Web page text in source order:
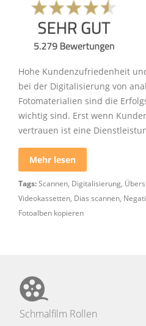
Hohe Kundenzufriedenheit
bei der Digitalisierung von
Fotomaterialien sind die
wichtig sind. Erst wenn
vertrauen ist eine
Mehr lesen
Tags:Scannen, Digitalisierung,
Videokassetten, Dias scannen,
Fotoalben kopieren
Schmalfilm Rollen